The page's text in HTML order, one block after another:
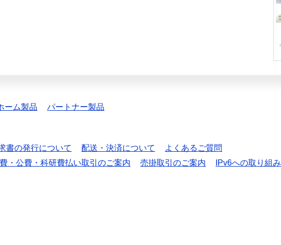
ーム製品 パートナー製品
書の発行について 配送・決済について
よくあるご質問
・公費・科研費払い取引のご案内 売掛取引のご案内
IPv6への取り組み